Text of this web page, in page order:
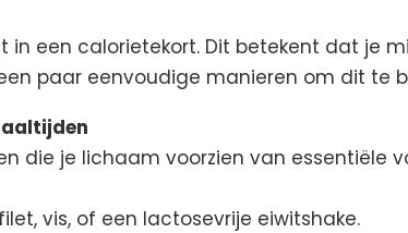
in een calorietekort. Dit betekent dat je
paar eenvoudige manieren om dit te
die je lichaam voorzien van essentiële
vis, of een lactosevrije eiwitshake.